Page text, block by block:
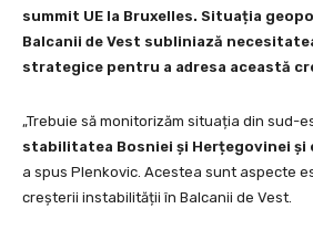
summit UE la Bruxelles. Situația
Balcanii de Vest subliniază
strategice pentru a adresa această
„Trebuie să monitorizăm situația din sud-
stabilitatea Bosniei și Herțegovinei și
a spus Plenkovic. Acestea sunt aspecte
creșterii instabilității în Balcanii de Vest.